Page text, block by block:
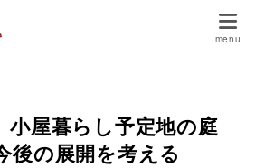
小屋暮らし予定地の庭
後の展開を考える